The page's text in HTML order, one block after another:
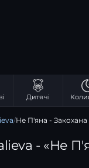
Дитячі
/Не П'яна - Закохана
- «Не